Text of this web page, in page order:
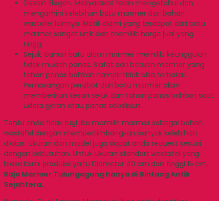
Desain Elegan. Masyarakat telah mengetahui dan
mengamini kelebihan batu marmer dari bahan
wastafel lainnya. Motif alami yang terdapat dari batu
marmer sangat unik dan memiliki harga jual yang
tinggi.
Sejuk. bahan batu alam marmer memiliki keunggulan
tidak mudah panas. Siafat dari batuan marmer yang
tahan panas bahkan hampir tidak bisa terbakar.
Pemasangan perabot dari batu marmer akan
memberikan kesan sejuk dan tahan panas bahkan saat
udara gerah atau panas sekalipun.
Tentu anda tidak rugi jika memilih marmer sebagai bahan
wastafel dengan mempertimbangkan banyak kelebihan
diatas. Ukuran dan model juga dapat anda request sesuai
dengan kebutuhan. Untuk ukuran standart wastafel yang
biasa kami produksi yaitu Diameter 40 cm dan tinggi 15 cm.
Raja Marmer Tulungagung hanya di Bintang Antik
Sejahtera.